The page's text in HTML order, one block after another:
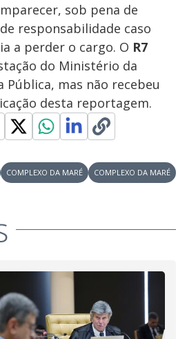
sob pena de
responsabilidade caso
a perder o cargo. O R7
do Ministério da
Pública, mas não recebeu
desta reportagem.
COMPLEXO DA MARÉ COMPLEXO DA MARÉ